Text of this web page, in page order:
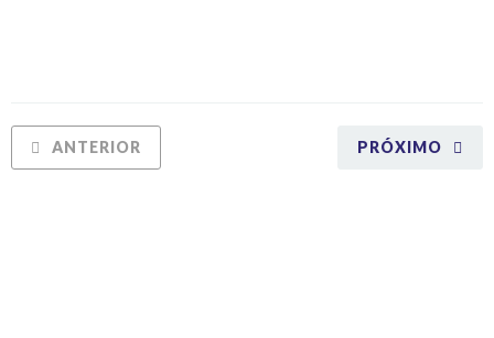
PRÓXIMO
ANTERIOR